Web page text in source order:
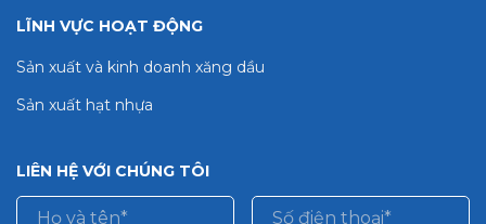
LĨNH VỰC HOẠT ĐỘNG
Sản xuất và kinh doanh xăng dầu
Sản xuất hạt nhựa
LIÊN HỆ VỚI CHÚNG TÔI